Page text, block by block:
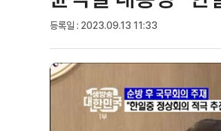
등록일 : 2023.09.13 11:33